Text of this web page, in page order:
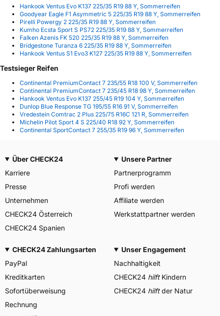
Hankook Ventus Evo K137 225/35 R19 88 Y, Sommerreifen
Goodyear Eagle F1 Asymmetric 5 225/35 R19 88 Y, Sommerreifen
Pirelli Powergy 2 225/35 R19 88 Y, Sommerreifen
Kumho Ecsta Sport S PS72 225/35 R19 88 Y, Sommerreifen
Falken Azenis FK 520 225/35 R19 88 Y, Sommerreifen
Bridgestone Turanza 6 225/35 R19 88 Y, Sommerreifen
Hankook Ventus S1 Evo3 K127 225/35 R19 88 Y, Sommerreifen
Testsieger Reifen
Continental PremiumContact 7 235/55 R18 100 V, Sommerreifen
Continental PremiumContact 7 235/45 R18 98 Y, Sommerreifen
Hankook Ventus Evo K137 255/45 R19 104 Y, Sommerreifen
Dunlop Blue Response TG 195/55 R16 91 V, Sommerreifen
Vredestein Comtrac 2 Plus 225/75 R16C 121 R, Sommerreifen
Michelin Pilot Sport 4 S 225/40 R18 92 Y, Sommerreifen
Continental SportContact 7 255/35 R19 96 Y, Sommerreifen
Über CHECK24
Karriere
Presse
Unternehmen
CHECK24 Österreich
CHECK24 Spanien
Unsere Partner
Partnerprogramm
Profi werden
Affiliate werden
Werkstattpartner werden
CHECK24 Zahlungsarten
PayPal
Kreditkarten
Sofortüberweisung
Rechnung
Unser Engagement
Nachhaltigkeit
CHECK24 hilftKindern
CHECK24 hilftder Natur